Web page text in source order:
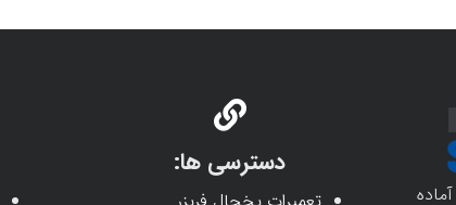
دسترسی ها: